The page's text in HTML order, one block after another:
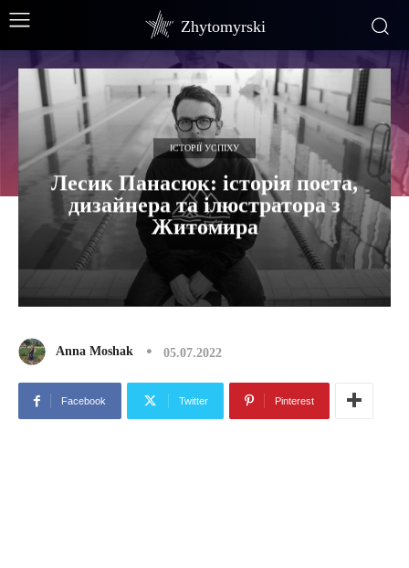
Zhytomyrski
ІСТОРІЇ УСПІХУ
Лесик Панасюк: історія поета,
дизайнера та ілюстратора з
Житомира
Anna Moshak 05.07.2022
Facebook Twitter Pinterest